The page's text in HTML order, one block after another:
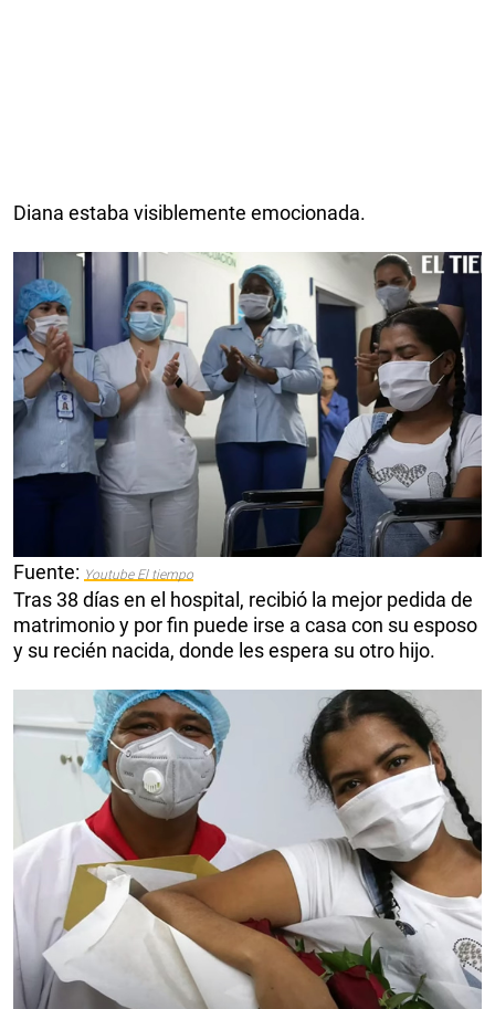
Diana estaba visiblemente emocionada.
Fuente: Youtube El tiempo
Tras 38 días en el hospital, recibió la mejor pedida de
matrimonio y por fin puede irse a casa con su esposo
y su recién nacida, donde les espera su otro hijo.